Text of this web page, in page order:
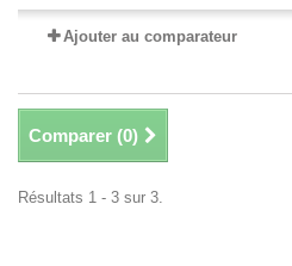
Ajouter au comparateur
Comparer (0)
Résultats 1 - 3 sur 3.